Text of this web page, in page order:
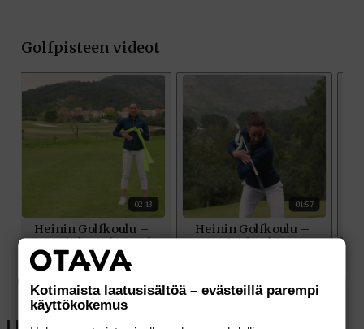
Kotimaista laatusisältöä – evästeillä parempi
käyttökokemus